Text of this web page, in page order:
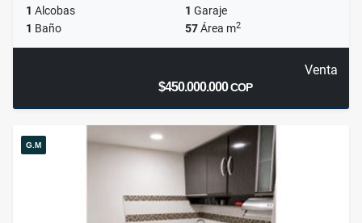
1 Alcobas 1 Garaje
1 Baño 57Área m2
Venta
$450.000.000COP
G.M